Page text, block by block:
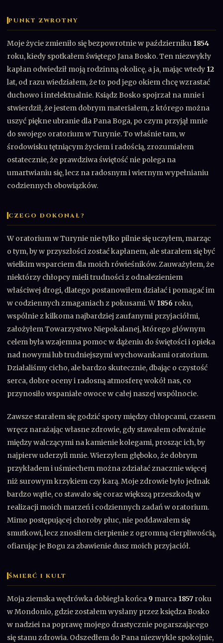
PUNKT ZWROTNY
Moje życie zmieniło się bezpowrotnie w październiku 1854
roku, kiedy spotkałem świętego Jana Bosko. Ten niezwykły
kapłan odwiedził moją rodzinną okolicę, a ja, mając wtedy 12
lat, od razu wiedziałem, że to pod jego okiem chcę wzrastać
duchowo i intelektualnie. Ksiądz Bosko spojrzał na mnie i
stwierdził, że jestem dobrym materiałem, z którego można
uszyć piękne ubranie dla Pana Boga, po czym przyjął mnie
do swojego oratorium w Turynie. To właśnie tam, w
środowisku tętniącym życiem i radością, zrozumiałem
ostatecznie, że prawdziwa świętość nie polega na
umartwianiu się, lecz na radosnym i wiernym wypełnianiu
codziennych obowiązków.
CZEGO DOKONAŁ?
W oratorium w Turynie nie tylko pilnie się uczyłem, marząc
o tym, by w przyszłości zostać kapłanem, ale starałem się być
wielkim wsparciem dla moich rówieśników. Zauważyłem, że
niektórzy chłopcy mieli trudności z odnalezieniem
właściwej drogi, dlatego postanowiłem działać i pomagać im
w codziennych zmaganiach z pokusami. W 1856 roku,
wspólnie z kilkoma najbardziej zaufanymi przyjaciółmi,
założyłem Towarzystwo Niepokalanej, którego głównym
celem była wzajemna pomoc w dążeniu do świętości i opieka
nad nowymi lub trudniejszymi wychowankami oratorium.
Działaliśmy cicho, ale bardzo skutecznie, dbając o czystość
serca, dobre oceny i radosną atmosferę wokół nas, co
przynosiło wspaniałe owoce w całej naszej wspólnocie.
Zawsze starałem się godzić spory między chłopcami, czasem
wręcz narażając własne zdrowie, gdy stawałem odważnie
między walczącymi na kamienie kolegami, prosząc ich, by
najpierw uderzyli mnie. Wierzyłem głęboko, że dobrym
przykładem i uśmiechem można zdziałać znacznie więcej
niż surowym krzykiem czy karą. Moje zdrowie było jednak
bardzo wątłe, co stawało się coraz większą przeszkodą w
realizacji moich marzeń i codziennych zadań w oratorium.
Mimo postępującej choroby płuc, nie poddawałem się
smutkowi, lecz znosiłem cierpienie z ogromną cierpliwością,
ofiarując je Bogu za zbawienie dusz moich przyjaciół.
ŚMIERĆ I KULT
Moja ziemska wędrówka dobiegła końca 9 marca 1857 roku
w Mondonio, gdzie zostałem wysłany przez księdza Bosko
w nadziei na poprawę mojego drastycznie pogarszającego
się stanu zdrowia. Odszedłem do Pana niezwykle spokojnie,